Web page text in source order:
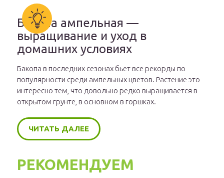
Бакопа ампельная —
выращивание и уход в
домашних условиях
Бакопа в последних сезонах бьет все рекорды по
популярности среди ампельных цветов. Растение это
интересно тем, что довольно редко выращивается в
открытом грунте, в основном в горшках.
ЧИТАТЬ ДАЛЕЕ
РЕКОМЕНДУЕМ